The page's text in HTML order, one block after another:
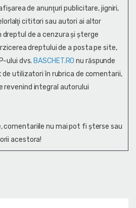
de anunţuri publicitare, jigniri,
cititori sau autori ai altor
de a cenzura și şterge
dreptului de a posta pe site,
ului dvs. BASCHET.RO nu răspunde
utilizatori în rubrica de comentarii,
revenind integral autorului
comentariile nu mai pot fi șterse sau
acestora!